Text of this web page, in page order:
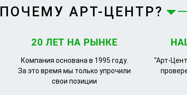
ПОЧЕМУ АРТ-ЦЕНТР?
20 ЛЕТ НА РЫНКЕ
Компания основана в 1995 году.
За это время мы только упрочили
свои позиции
"Арт-